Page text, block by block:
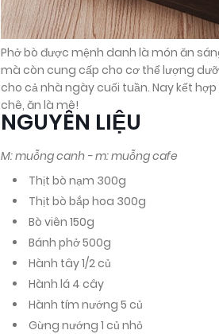
Phở bò được mệnh danh là món ăn
mà còn cung cấp cho cơ thể lượng
cho cả nhà ngày cuối tuần. Nay kết
chê, ăn là mê!
NGUYÊN LIỆU
M: muỗng canh - m: muỗng cafe
Thịt bò nạm 300g
Thịt bò bắp hoa 300g
Bò viên 150g
Bánh phở 500g
Hành tây 1/2 củ
Hành lá 4 cây
Hành tím nướng 5 củ
Gừng nướng 1 củ nhỏ